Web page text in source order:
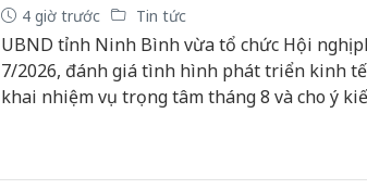
4 giờ trước Tin tức
UBND tỉnh Ninh Bình vừa tổ chức Hội nghị
7/2026, đánh giá tình hình phát triển kinh
khai nhiệm vụ trọng tâm tháng 8 và cho ý